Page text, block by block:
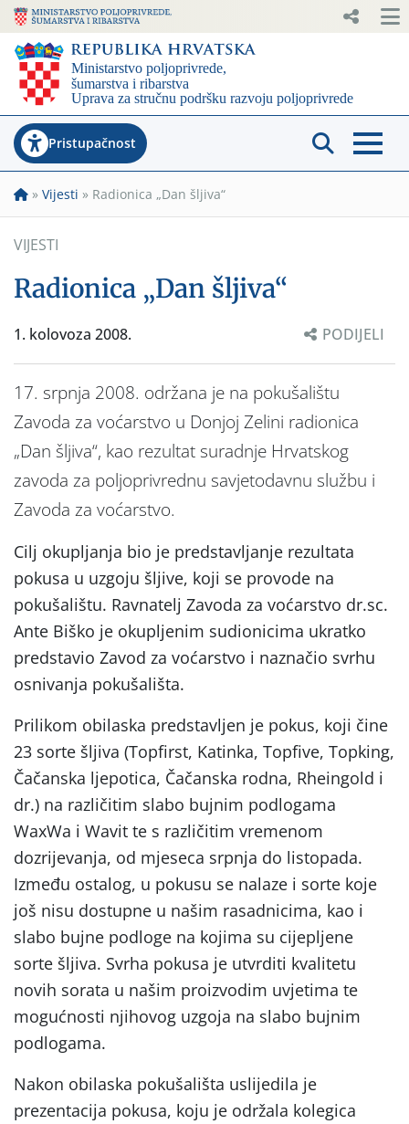
Pristupačnost
» Vijesti » Radionica „Dan šljiva“
VIJESTI
Radionica „Dan šljiva“
1. kolovoza 2008. PODIJELI
17. srpnja 2008. održana je na pokušalištu
Zavoda za voćarstvo u Donjoj Zelini radionica
„Dan šljiva“, kao rezultat suradnje Hrvatskog
zavoda za poljoprivrednu savjetodavnu službu i
Zavoda za voćarstvo.
Cilj okupljanja bio je predstavljanje rezultata
pokusa u uzgoju šljive, koji se provode na
pokušalištu. Ravnatelj Zavoda za voćarstvo dr.sc.
Ante Biško je okupljenim sudionicima ukratko
predstavio Zavod za voćarstvo i naznačio svrhu
osnivanja pokušališta.
Prilikom obilaska predstavljen je pokus, koji čine
23 sorte šljiva (Topfirst, Katinka, Topfive, Topking,
Čačanska ljepotica, Čačanska rodna, Rheingold i
dr.) na različitim slabo bujnim podlogama
WaxWa i Wavit te s različitim vremenom
dozrijevanja, od mjeseca srpnja do listopada.
Između ostalog, u pokusu se nalaze i sorte koje
još nisu dostupne u našim rasadnicima, kao i
slabo bujne podloge na kojima su cijepljene
sorte šljiva. Svrha pokusa je utvrditi kvalitetu
novih sorata u našim proizvodim uvjetima te
mogućnosti njihovog uzgoja na slabo bujnim
podlogama.
Nakon obilaska pokušališta uslijedila je
prezentacija pokusa, koju je održala kolegica